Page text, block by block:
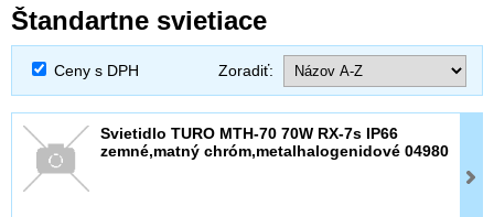
Štandartne svietiace
Ceny s DPH Zoradiť:
Svietidlo TURO MTH-70 70W RX-7s IP66
zemné,matný chróm,metalhalogenidové 04980